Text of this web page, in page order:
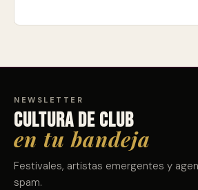
NEWSLETTER
Cultura de club
en tu bandeja
Festivales, artistas emergentes y
spam.